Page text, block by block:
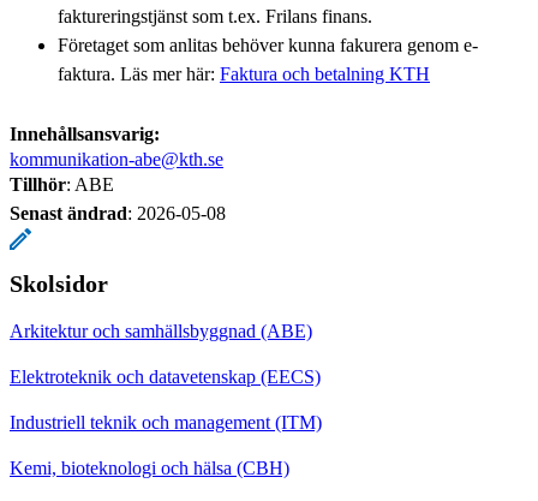
faktureringstjänst som t.ex. Frilans finans.
Företaget som anlitas behöver kunna fakurera genom e-
faktura. Läs mer här: Faktura och betalning KTH
Innehållsansvarig:
kommunikation-abe@kth.se
Tillhör: ABE
Senast ändrad: 2026-05-08
Skolsidor
Arkitektur och samhällsbyggnad (ABE)
Elektroteknik och datavetenskap (EECS)
Industriell teknik och management (ITM)
Kemi, bioteknologi och hälsa (CBH)